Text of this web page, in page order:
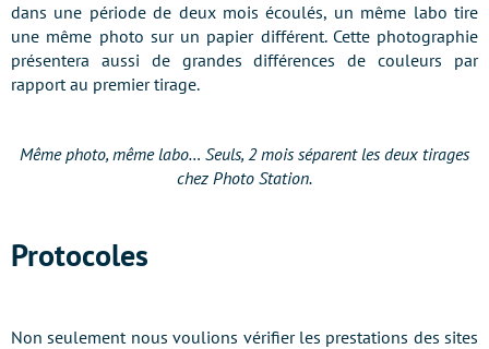
dans une période de deux mois écoulés, un même labo tire
une même photo sur un papier différent. Cette photographie
présentera aussi de grandes différences de couleurs par
rapport au premier tirage.
Même photo, même labo… Seuls, 2 mois séparent les deux tirages
chez Photo Station.
Protocoles
Non seulement nous voulions vérifier les prestations des sites